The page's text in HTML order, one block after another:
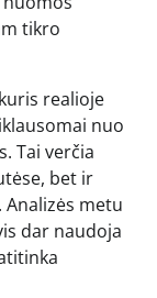
tikro
realioje
nuo
Tai verčia
bet ir
metu
dar naudoja